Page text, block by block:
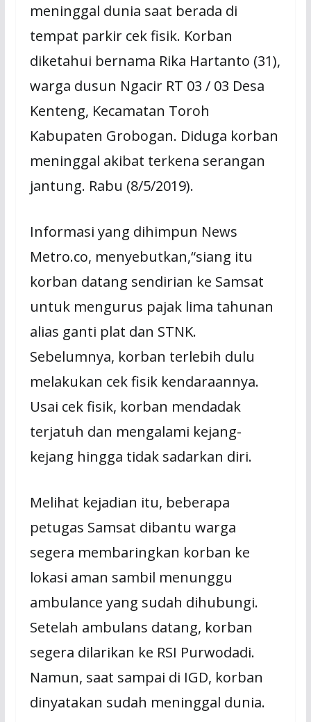
meninggal dunia saat berada di
tempat parkir cek fisik. Korban
diketahui bernama Rika Hartanto (31),
warga dusun Ngacir RT 03 / 03 Desa
Kenteng, Kecamatan Toroh
Kabupaten Grobogan. Diduga korban
meninggal akibat terkena serangan
jantung. Rabu (8/5/2019).
Informasi yang dihimpun News
Metro.co, menyebutkan,“siang itu
korban datang sendirian ke Samsat
untuk mengurus pajak lima tahunan
alias ganti plat dan STNK.
Sebelumnya, korban terlebih dulu
melakukan cek fisik kendaraannya.
Usai cek fisik, korban mendadak
terjatuh dan mengalami kejang-
kejang hingga tidak sadarkan diri.
Melihat kejadian itu, beberapa
petugas Samsat dibantu warga
segera membaringkan korban ke
lokasi aman sambil menunggu
ambulance yang sudah dihubungi.
Setelah ambulans datang, korban
segera dilarikan ke RSI Purwodadi.
Namun, saat sampai di IGD, korban
dinyatakan sudah meninggal dunia.